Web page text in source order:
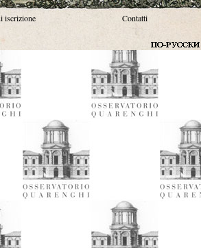
iscrizione Contatti